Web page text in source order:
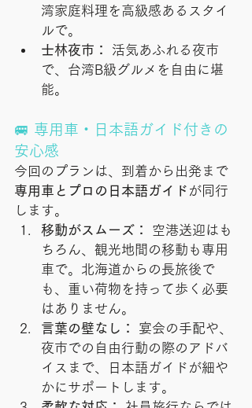
湾家庭料理を高級感あるスタイ
ルで。
士林夜市：
活気あふれる夜市
で、台湾B級グルメを自由に堪
能。
🚐 専用車・日本語ガイド付きの
安心感
今回のプランは、到着から出発まで
専用車とプロの日本語ガイド が同行
します。
移動がスムーズ：
空港送迎はも
ちろん、観光地間の移動も専用
車で。北海道からの長旅後で
も、重い荷物を持って歩く必要
はありません。
言葉の壁なし：
宴会の手配や、
夜市での自由行動の際のアドバ
イスまで、日本語ガイドが細や
かにサポートします。